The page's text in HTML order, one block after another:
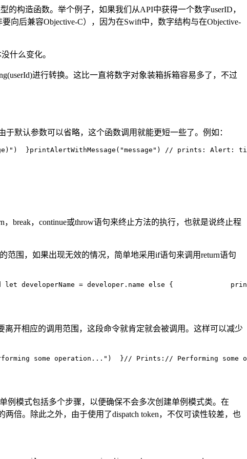
的构造函数。举个例子，如果我们从API中获得一个数字userID，
向后兼容Objective-C），因为在Swift中，数字结构与在Objective-
什么变化。
进行转换。这比一直将数字对象装箱拆箱容易多了，不过
默认参数可以省略，这个函数调用就能更短一些了。例如：
}printAlertWithMessage( "message") // prints: Alert:
break，continue或throw语句来终止方法的执行，也就是说终止程
范围，如果出现无效的情况，简单地采用if语句来调用return语句
let developerName = developer.name else {
开相应的调用范围，这段命令就肯定就会被调用。这样可以减少
some operation...")  } // Prints: // Performing some
例模式包括多个步骤，以便确保不会多次创建单例模式类。在
倍。除此之外，由于使用了dispatch token，不仅可读性较差，也